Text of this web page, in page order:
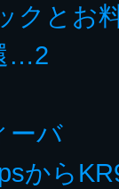
クとお
…2
ーバ
から